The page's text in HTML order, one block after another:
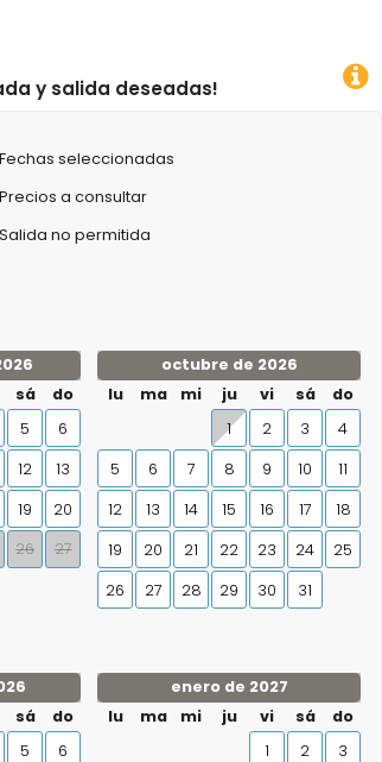
Fechas seleccionadas
Precios a consultar
Salida no permitida
sá
do
5
6
12
13
19
20
26
27
octubre de 2026
lu
ma mi ju vi sá
do
1
2 3
4
5
6 7 8 9 10
11
12
13 14 15 16 17
18
19
20 21 22 23 24
25
26
27 28 29 30 31
sá
do
5
6
enero de 2027
lu
ma mi ju vi sá
do
1
2
3